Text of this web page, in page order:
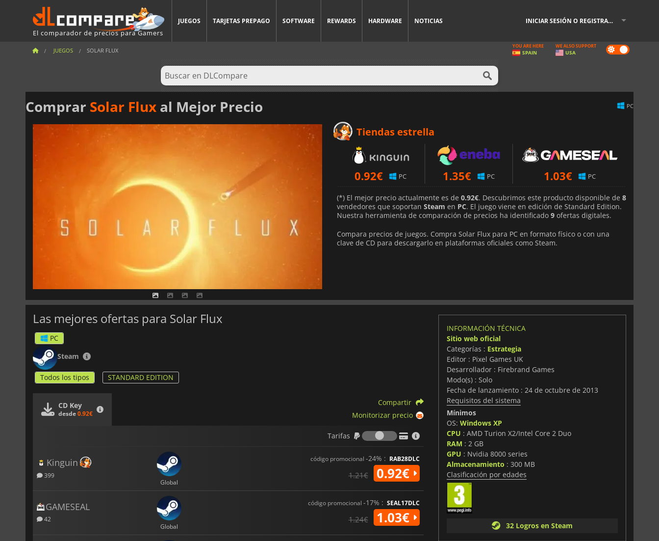
El comparador de precios para Gamers
JUEGOS TARJETAS PREPAGO SOFTWARE REWARDS HARDWARE NOTICIAS INICIAR SESIÓN O REGISTRARSE
JUEGOS SOLAR FLUX Dark
mode
YOU ARE HERE
SPAIN
WE ALSO SUPPORT
USA
Comprar Solar Flux al Mejor Precio PC
Tiendas estrella
0.92€ PC 1.35€ PC 1.03€ PC
(*) El mejor precio actualmente es de 0.92€. Descubrimos este producto disponible de 8
vendedores que soportan Steam en PC. El juego viene en edición de Standard Edition.
Nuestra herramienta de comparación de precios ha identificado 9 ofertas digitales.
Compara precios de juegos. Compra Solar Flux para PC en formato físico o con una
clave de CD para descargarlo en plataformas oficiales como Steam.
Las mejores ofertas para Solar Flux
PC
Steam
Todos los tipos STANDARD EDITION
CD Key
desde0.92€
Compartir
Monitorizar precio
Tarifas
Tarifas
Kinguin
399
Global
código promocional -24% : RAB28DLC
1.21€ 0.92€
GAMESEAL
42
Global
código promocional -17% : SEAL17DLC
1.24€ 1.03€
INFORMACIÓN TÉCNICA
Sitio web oficial
Categorías : Estrategia
Editor : Pixel Games UK
Desarrollador : Firebrand Games
Modo(s) : Solo
Fecha de lanzamiento : 24 de octubre de 2013
Requisitos del sistema
Mínimos
OS: Windows XP
CPU : AMD Turion X2/Intel Core 2 Duo
RAM : 2 GB
GPU : Nvidia 8000 series
Almacenamiento : 300 MB
Clasificación por edades
32 Logros en Steam